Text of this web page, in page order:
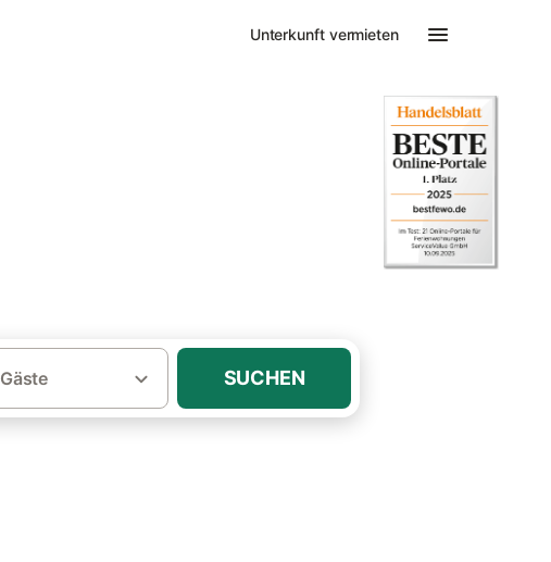
Unterkunft vermieten
Gäste SUCHEN